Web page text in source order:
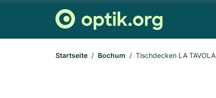
Startseite Bochum Tischdecken LA TAVOLA